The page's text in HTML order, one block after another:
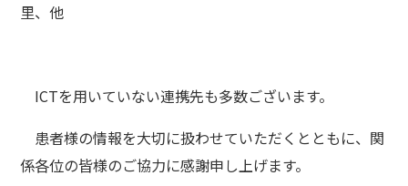
里、他
ICTを用いていない連携先も多数ございます。
患者様の情報を大切に扱わせていただくとともに、関
係各位の皆様のご協力に感謝申し上げます。